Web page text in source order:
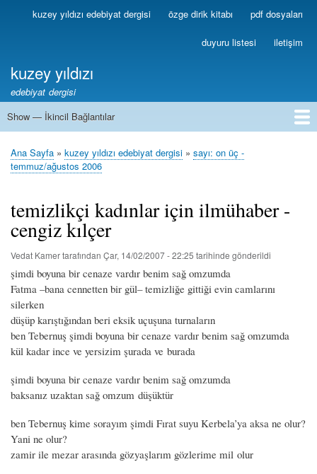
Ana
içeriğe
Birincilkuzey yıldızı edebiyat dergisi özge dirik kitabı pdf dosyaları
duyuru listesi iletişim
kuzey yıldızı
edebiyat dergisi
İkincil
Show — İkincil Bağlantılar
1
2
3
4
5
6
7
8
9
10
11
12
13
Sayfa
Ana Sayfa kuzey yıldızı edebiyat dergisi
sayı: on üç -
temmuz/ağustos 2006
temizlikçi kadınlar için ilmühaber -
cengiz kılçer
Vedat Kamertarafından Çar, 14/02/2007 - 22:25 tarihinde gönderildi
şimdi boyuna bir cenaze vardır benim sağ omzumda
Fatma –bana cennetten bir gül– temizliğe gittiği evin camlarını
silerken
düşüp karıştığından beri eksik uçuşuna turnaların
ben Tebernuş şimdi boyuna bir cenaze vardır benim sağ omzumda
kül kadar ince ve yersizim şurada ve burada
şimdi boyuna bir cenaze vardır benim sağ omzumda
baksanız uzaktan sağ omzum düşüktür
ben Tebernuş kime sorayım şimdi Fırat suyu Kerbela’ya aksa ne olur?
Yani ne olur?
zamir ile mezar arasında gözyaşlarım gözlerime mil olur